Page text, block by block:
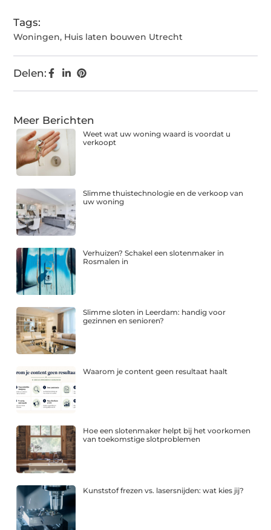
Tags:
Woningen, Huis laten bouwen Utrecht
Delen:
Meer Berichten
Weet wat uw woning waard is voordat u
verkoopt
Slimme thuistechnologie en de verkoop van
uw woning
Verhuizen? Schakel een slotenmaker in
Rosmalen in
Slimme sloten in Leerdam: handig voor
gezinnen en senioren?
Waarom je content geen resultaat haalt
Hoe een slotenmaker helpt bij het voorkomen
van toekomstige slotproblemen
Kunststof frezen vs. lasersnijden: wat kies jij?